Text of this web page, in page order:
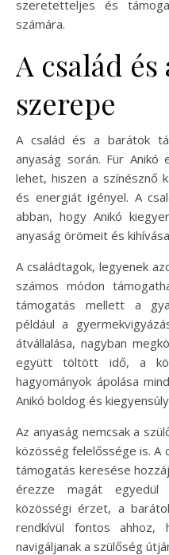
szeretetteljes és
számára.
A család
szerepe
A család és a barátok
anyaság során. Für
lehet, hiszen a színésznő
és energiát igényel. A
abban, hogy Anikó
anyaság örömeit és
A családtagok, legyenek
számos módon
támogatás mellett a
például a
átvállalása, nagyban
együtt töltött idő, a
hagyományok ápolása
Anikó boldog és
Az anyaság nemcsak a
közösség felelőssége is. A
támogatás keresése
érezze magát egyedül
közösségi érzet, a
rendkívül fontos ahhoz,
navigáljanak a szülőség